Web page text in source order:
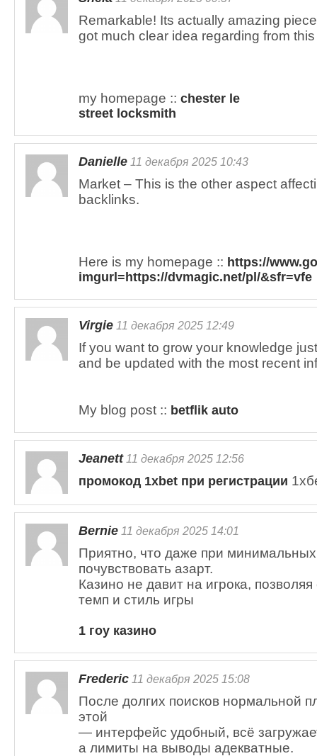
Remarkable! Its actually amazing
got much clear idea regarding from
my homepage :: chester le
street locksmith
Danielle 11 декабря 2025 10:43
Market – This is the other aspect
backlinks.
Here is my homepage :: https://
imgurl=https://dvmagic.net/pl/&sfr=vfe
Virgie 11 декабря 2025 12:49
If you want to grow your knowledge
and be updated with the most recent
My blog post :: betflik auto
Jeanett11 декабря 2025 12:56
промокод 1xbet при регистрации
Bernie 11 декабря 2025 14:01
Приятно, что даже при
почувствовать азарт.
Казино не давит на игрока,
темп и стиль игры
1 гоу казино
Frederic 11 декабря 2025 15:08
После долгих поисков нормальной
этой
— интерфейс удобный, всё
а лимиты на выводы адекватные.